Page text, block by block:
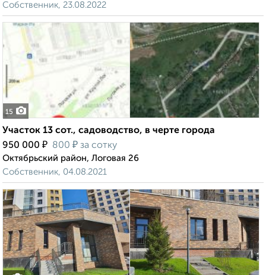
Собственник, 23.08.2022
15
Участок 13 сот., садоводство, в черте города
950 000 ₽ 800 ₽ за сотку
Октябрьский район, Логовая 26
Собственник, 04.08.2021